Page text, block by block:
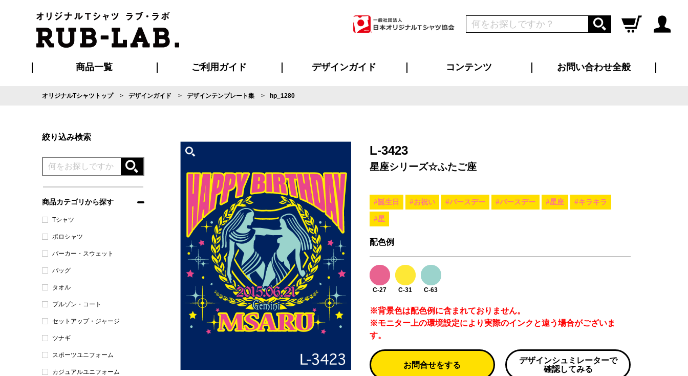
ログイン
商品一覧 ご利用ガイド
ご利用ガイド
はじめての方へ
再注文の方へ
お支払い方法について
割引まとめページ
発送・特急サービスについて
版の保管期限について
マイページ会員のメリット
よくあるご質問
デザインガイド コンテンツ お問い合わせ全般
オリジナルTシャツトップ デザインガイド デザインテンプレート集 hp_1280
絞り込み検索
商品カテゴリから探す
Tシャツ
ポロシャツ
パーカー・スウェット
バッグ
タオル
ブルゾン・コート
セットアップ・ジャージ
ツナギ
スポーツユニフォーム
カジュアルユニフォーム
L-3423
星座シリーズ☆ふたご座
#誕生日 #お祝い #バースデー #バースデー #星座 #キラキラ
#星
配色例
C-27 C-31 C-63
※背景色は配色例に含まれておりません。
※モニター上の環境設定により実際のインクと違う場合がございま
す。
お問合せをする
デザインシュミレーターで
確認してみる